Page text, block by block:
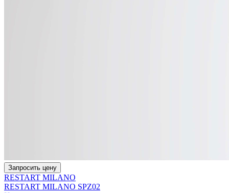
Запросить цену
RESTART MILANO
RESTART MILANO SPZ02